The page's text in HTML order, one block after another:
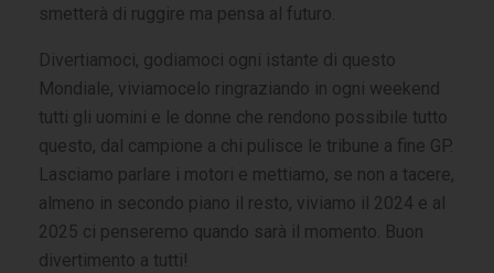
smetterà di ruggire ma pensa al futuro.
Divertiamoci, godiamoci ogni istante di questo
Mondiale, viviamocelo ringraziando in ogni weekend
tutti gli uomini e le donne che rendono possibile tutto
questo, dal campione a chi pulisce le tribune a fine GP.
Lasciamo parlare i motori e mettiamo, se non a tacere,
almeno in secondo piano il resto, viviamo il 2024 e al
2025 ci penseremo quando sarà il momento. Buon
divertimento a tutti!